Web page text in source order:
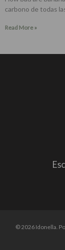
carbono de todas
Read More »
© 2026 Idonella.